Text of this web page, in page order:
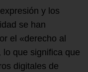
y los
se han
el «derecho al
que significa que
digitales de